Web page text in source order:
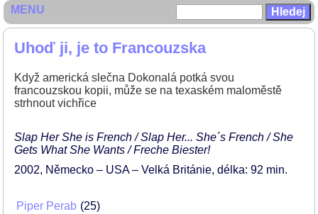
Uhoď ji, je to Francouzska
Když americká slečna Dokonalá potká svou
francouzskou kopii, může se na texaském maloměstě
strhnout vichřice
Slap Her She is French / Slap Her... She´s French / She
Gets What She Wants / Freche Biester!
2002
Německo – USA – Velká Británie délka: 92 min
Piper Perab 25
MENU